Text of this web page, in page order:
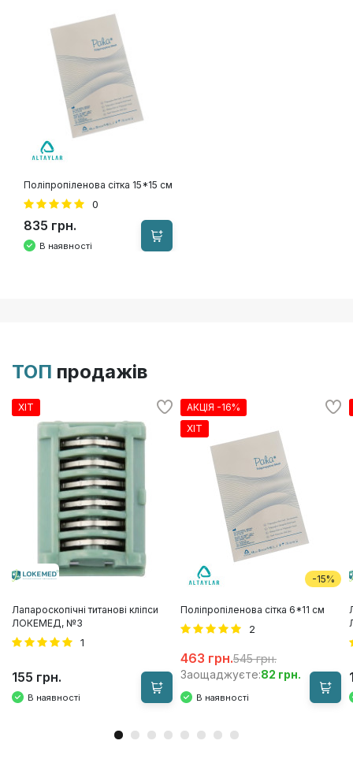
Поліпропіленова сітка 15*15 см
0
835 грн.
В наявності
ТОП продажів
ХІТ
Лапароскопічні титанові кліпси
ЛОКЕМЕД, №3
1
155 грн.
В наявності
АКЦІЯ -16%
ХІТ
-15%
Поліпропіленова сітка 6*11 см
2
463 грн.545 грн.
Заощаджуєте:82 грн.
В наявності